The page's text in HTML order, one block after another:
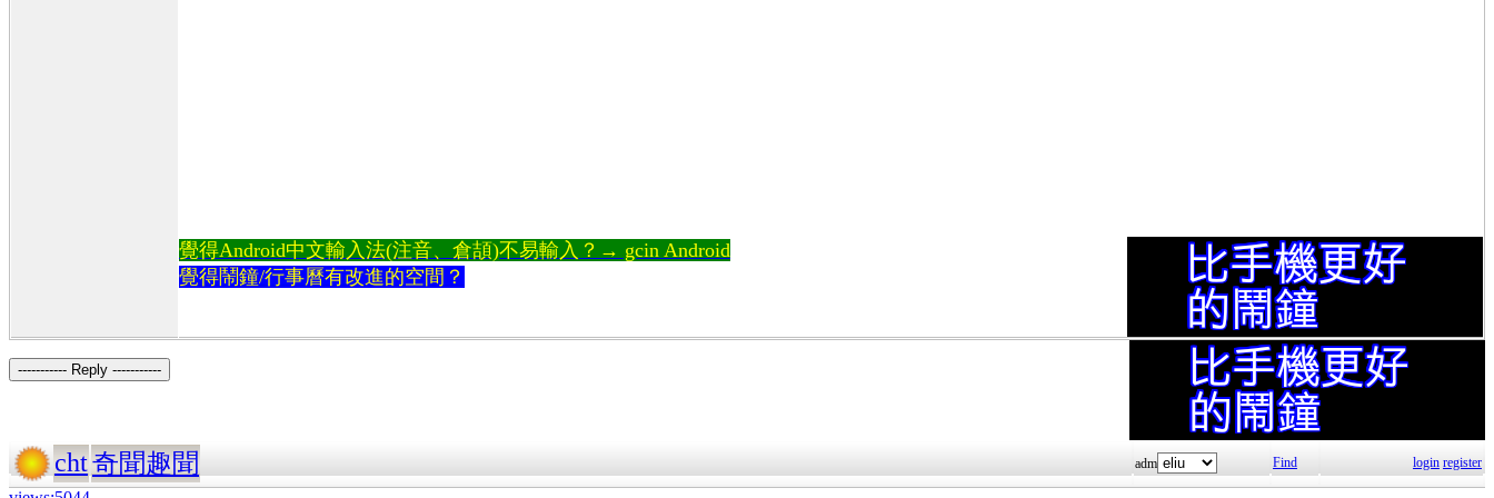
覺得Android中文輸入法(注音、倉頡)不易輸入？→ gcin Android
覺得鬧鐘/行事曆有改進的空間？
----------- Reply -----------
cht奇聞趣聞 adm Find login register